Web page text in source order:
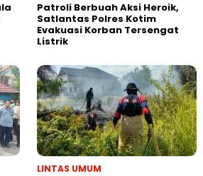
Patroli Berbuah Aksi Heroik,
Satlantas Polres Kotim
Evakuasi Korban Tersengat
Listrik
LINTAS UMUM